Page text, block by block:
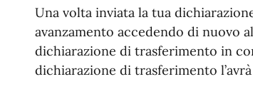
Una volta inviata la tua
avanzamento accedendo di nuovo
dichiarazione di trasferimento in
dichiarazione di trasferimento